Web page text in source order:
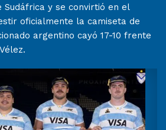
Sudáfrica y se convirtió en el
oficialmente la camiseta de
argentino cayó 17-10 frente